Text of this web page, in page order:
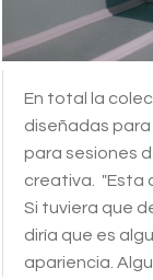
En total la
diseñadas para
para sesiones
creativa. "Esta
Si tuviera que
diría que es
apariencia.